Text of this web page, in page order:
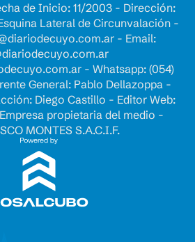
de Inicio: 11/2003 - Dirección:
Lateral de Circunvalación -
- Email:
- Whatsapp: (054)
General: Pablo Dellazoppa -
Diego Castillo - Editor Web:
propietaria del medio -
MONTES S.A.C.I.F.